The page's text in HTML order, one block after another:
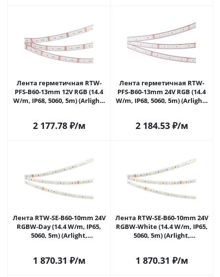
Лента герметичная RTW-
PFS-B60-13mm 12V RGB (14.4
W/m, IP68, 5060, 5m) (Arlight,
2 177.78₽/м
Лента герметичная RTW-
PFS-B60-13mm 24V RGB (14.4
W/m, IP68, 5060, 5m) (Arlight,
2 184.53₽/м
Лента RTW-SE-B60-10mm 24V
RGBW-Day (14.4 W/m, IP65,
5060, 5m) (Arlight,
1 870.31 ₽/м
Лента RTW-SE-B60-10mm 24V
RGBW-White (14.4 W/m, IP65,
5060, 5m) (Arlight,
1 870.31 ₽/м